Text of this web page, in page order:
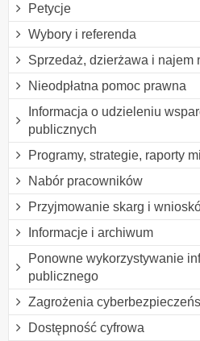
Petycje
Wybory i referenda
Sprzedaż, dzierżawa i najem
Nieodpłatna pomoc prawna
Informacja o udzieleniu
publicznych
Programy, strategie, raporty
Nabór pracowników
Przyjmowanie skarg i
Informacje i archiwum
Ponowne wykorzystywanie
publicznego
Zagrożenia
Dostępność cyfrowa